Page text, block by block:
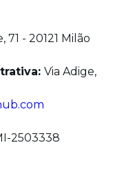
- 20121 Milão
Via Adige,
2503338